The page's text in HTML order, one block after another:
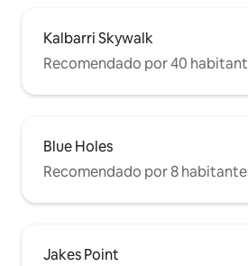
Kalbarri Skywalk
Recomendado por 40
Blue Holes
Recomendado por 8
Jakes Point